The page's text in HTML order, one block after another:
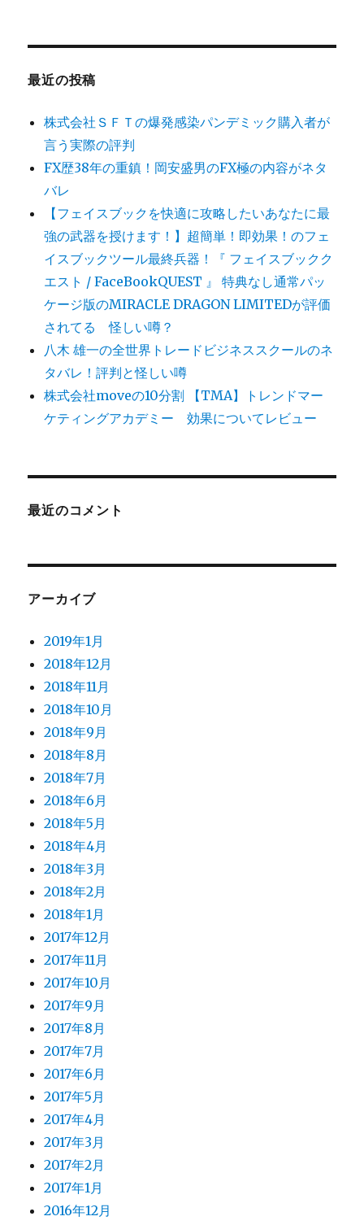
最近の投稿
株式会社ＳＦＴの爆発感染パンデミック購入者が
言う実際の評判
FX歴38年の重鎮！岡安盛男のFX極の内容がネタ
バレ
【フェイスブックを快適に攻略したいあなたに最
強の武器を授けます！】超簡単！即効果！のフェ
イスブックツール最終兵器！『 フェイスブックク
エスト / FaceBookQUEST 』 特典なし通常パッ
ケージ版のMIRACLE DRAGON LIMITEDが評価
されてる 怪しい噂？
八木 雄一の全世界トレードビジネススクールのネ
タバレ！評判と怪しい噂
株式会社moveの10分割 【TMA】トレンドマー
ケティングアカデミー 効果についてレビュー
最近のコメント
アーカイブ
2019年1月
2018年12月
2018年11月
2018年10月
2018年9月
2018年8月
2018年7月
2018年6月
2018年5月
2018年4月
2018年3月
2018年2月
2018年1月
2017年12月
2017年11月
2017年10月
2017年9月
2017年8月
2017年7月
2017年6月
2017年5月
2017年4月
2017年3月
2017年2月
2017年1月
2016年12月